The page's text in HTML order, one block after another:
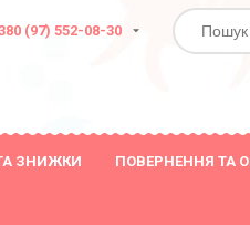
(97) 552-08-30
ЗНИЖКИ ПОВЕРНЕННЯ ТА